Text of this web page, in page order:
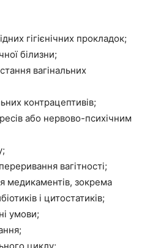
гігієнічних прокладок;
білизни;
вагінальних
контрацептивів;
або нервово-психічним
вагітності;
медикаментів, зокрема
і цитостатиків;
умови;